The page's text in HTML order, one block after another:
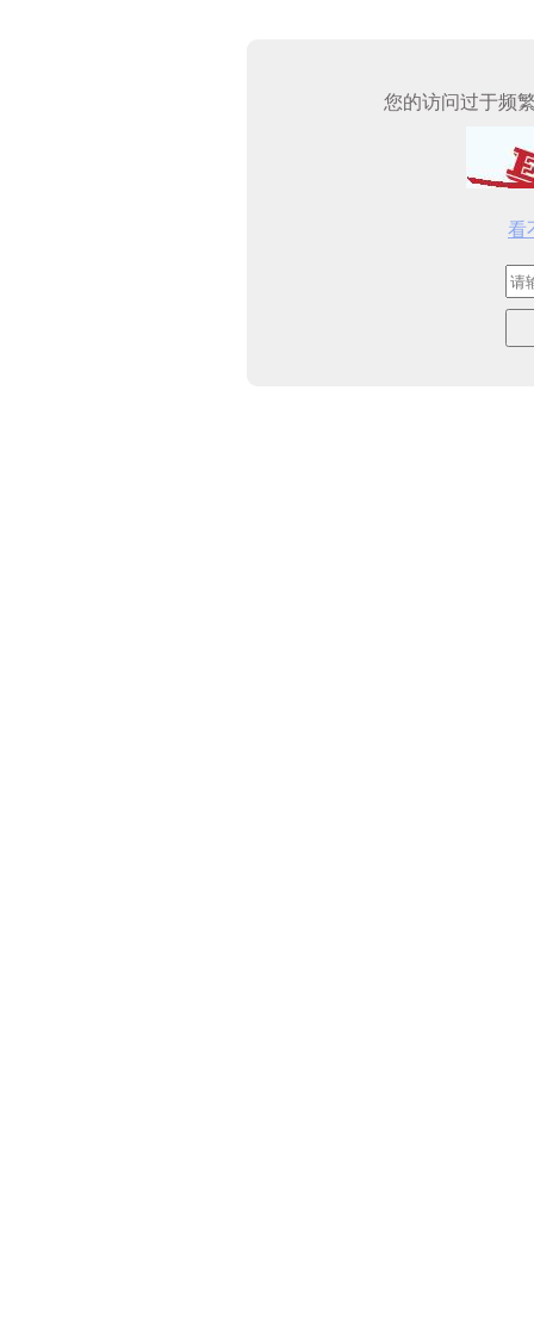
您的访问过于频
看